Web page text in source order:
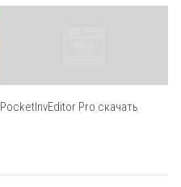
PocketInvEditor Pro скачать